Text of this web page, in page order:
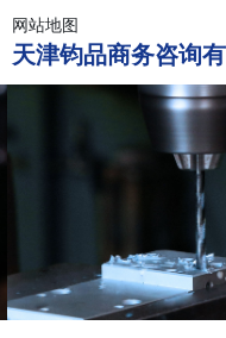
网站地图
天津钧品商务咨询